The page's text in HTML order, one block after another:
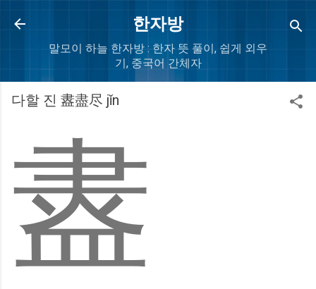
Skip to main content
한자방
말모이 하늘 한자방 : 한자 뜻 풀이, 쉽게 외우
기, 중국어 간체자
다할 진 䀆盡尽 jǐn
䀆